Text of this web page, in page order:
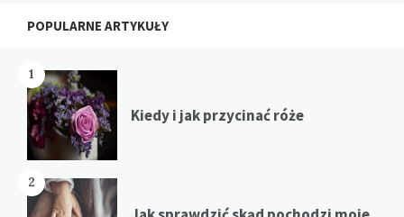
Widgets
POPULARNE ARTYKUŁY
1
Kiedy i jak przycinać róże
2